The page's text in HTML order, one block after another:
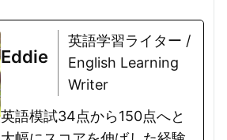
Eddie
英語学習ライター /
English Learning
Writer
英語模試34点から150点へと